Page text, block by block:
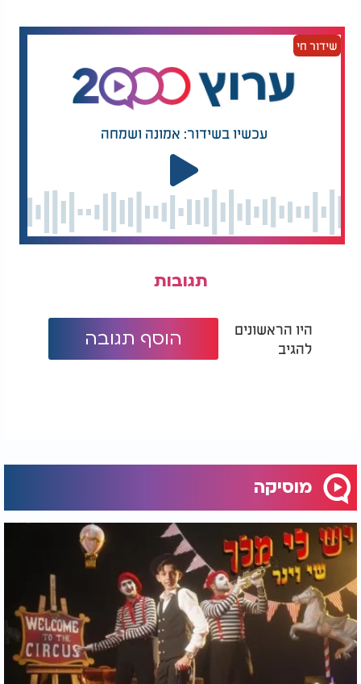
דביר טל - "תשועתם"
שידור חי
עכשיו בשידור: אמונה ושמחה
תגובות
היו הראשונים
להגיב
הוסף תגובה
מוסיקה